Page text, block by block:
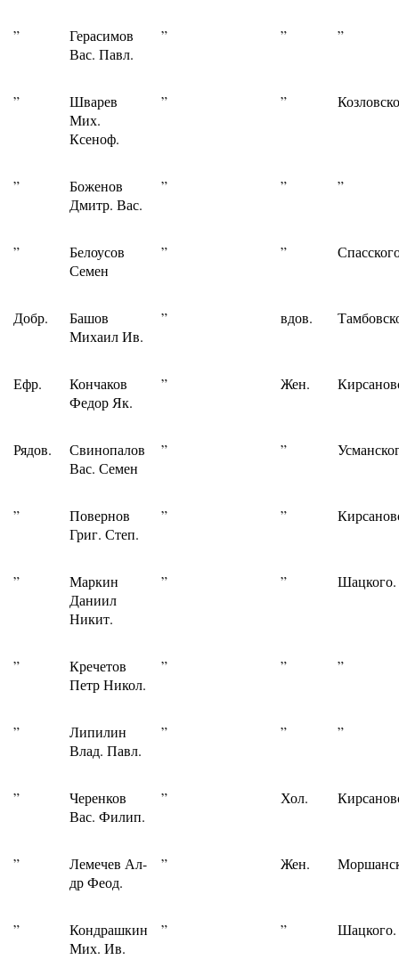
”
Герасимов
Вас. Павл.
” ” ”
”
Шварев
Мих.
Ксеноф.
” ”
”
Боженов
Дмитр. Вас.
” ” ”
”
Белоусов
Семен
” ”
Добр.
Башов
Михаил Ив.
” вдов.
Ефр.
Кончаков
Федор Як.
” Жен.
Рядов.
Свинопалов
Вас. Семен
” ”
”
Повернов
Григ. Степ.
” ”
”
Маркин
Даниил
Никит.
” ” Шацкого.
”
Кречетов
Петр Никол.
” ” ”
”
Липилин
Влад. Павл.
” ” ”
”
Черенков
Вас. Филип.
” Хол.
”
Лемечев Ал-
др Феод.
” Жен.
”
Кондрашкин
Мих. Ив.
” ” Шацкого.